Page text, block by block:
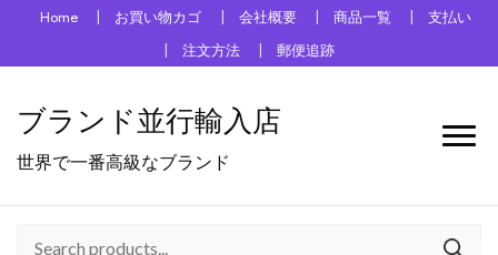
Home お買い物カゴ 会社概要 商品一覧
支払い
注文方法
郵便追跡
ブランド並行輸入店
世界で一番高級なブランド